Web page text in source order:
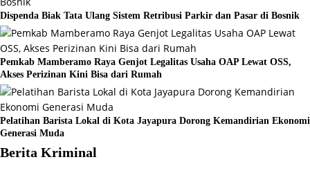
Dispenda Biak Tata Ulang Sistem Retribusi Parkir dan Pasar di Bosnik
Pemkab Mamberamo Raya Genjot Legalitas Usaha OAP Lewat OSS,
Akses Perizinan Kini Bisa dari Rumah
Pelatihan Barista Lokal di Kota Jayapura Dorong Kemandirian Ekonomi
Generasi Muda
Berita Kriminal